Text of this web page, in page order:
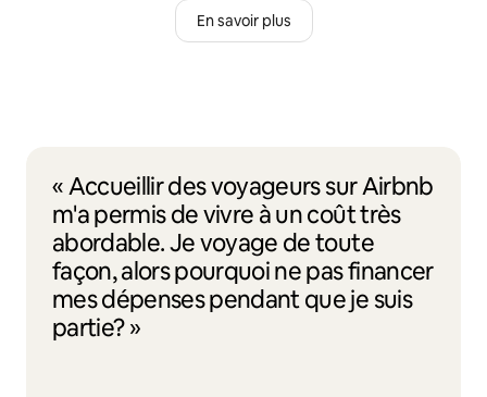
En savoir plus
« Accueillir des voyageurs sur Airbnb
m'a permis de vivre à un coût très
abordable. Je voyage de toute
façon, alors pourquoi ne pas financer
mes dépenses pendant que je suis
partie? »